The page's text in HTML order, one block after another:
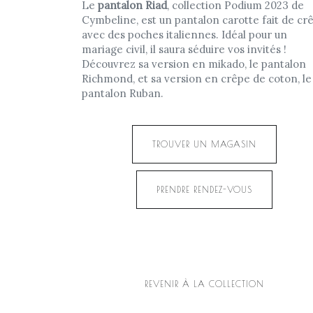
Le pantalon Riad, collection Podium 2023 de
Cymbeline, est un pantalon carotte fait de
avec des poches italiennes. Idéal pour un
mariage civil, il saura séduire vos invités !
Découvrez sa version en mikado, le pantalon
Richmond, et sa version en crêpe de coton, le
pantalon Ruban.
TROUVER UN MAGASIN
PRENDRE RENDEZ-VOUS
REVENIR À LA COLLECTION